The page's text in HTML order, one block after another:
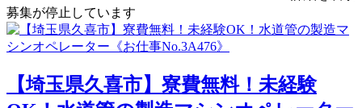
募集が停止しています
【埼玉県久喜市】寮費無料！未経験